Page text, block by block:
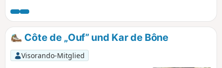
Kalksteinfelsen.
Côte de „Ouf” und Kar de Bône
Visorando-Mitglied